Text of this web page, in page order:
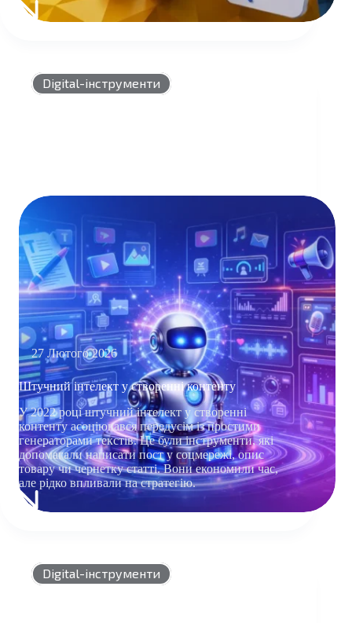
РЕКЛАМА
ВИДИ,
ФОРМАТИ
Digital-інструменти
27 Лютого 2026
Штучний інтелект у створенні контенту
У 2022 році штучний інтелект у створенні
контенту асоціювався передусім із простими
генераторами текстів. Це були інструменти, які
допомагали написати пост у соцмережі, опис
товару чи чернетку статті. Вони економили час,
але рідко впливали на стратегію.
ШТУЧНИЙ
КОНТЕНТУ
Digital-інструменти